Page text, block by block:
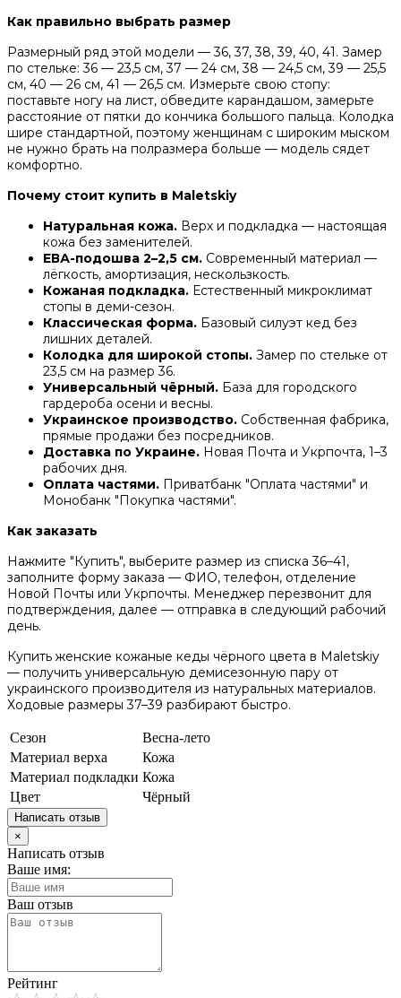
Как правильно выбрать размер
Размерный ряд этой модели — 36, 37, 38, 39, 40, 41. Замер
по стельке: 36 — 23,5 см, 37 — 24 см, 38 — 24,5 см, 39 — 25,5
см, 40 — 26 см, 41 — 26,5 см. Измерьте свою стопу:
поставьте ногу на лист, обведите карандашом, замерьте
расстояние от пятки до кончика большого пальца. Колодка
шире стандартной, поэтому женщинам с широким мыском
не нужно брать на полразмера больше — модель сядет
комфортно.
Почему стоит купить в Maletskiy
Натуральная кожа. Верх и подкладка — настоящая
кожа без заменителей.
ЕВА-подошва 2–2,5 см. Современный материал —
лёгкость, амортизация, нескользкость.
Кожаная подкладка. Естественный микроклимат
стопы в деми-сезон.
Классическая форма. Базовый силуэт кед без
лишних деталей.
Колодка для широкой стопы. Замер по стельке от
23,5 см на размер 36.
Универсальный чёрный. База для городского
гардероба осени и весны.
Украинское производство. Собственная фабрика,
прямые продажи без посредников.
Доставка по Украине. Новая Почта и Укрпочта, 1–3
рабочих дня.
Оплата частями. Приватбанк "Оплата частями" и
Монобанк "Покупка частями".
Как заказать
Нажмите "Купить", выберите размер из списка 36–41,
заполните форму заказа — ФИО, телефон, отделение
Новой Почты или Укрпочты. Менеджер перезвонит для
подтверждения, далее — отправка в следующий рабочий
день.
Купить женские кожаные кеды чёрного цвета в Maletskiy
— получить универсальную демисезонную пару от
украинского производителя из натуральных материалов.
Ходовые размеры 37–39 разбирают быстро.
Сезон
Весна-лето
Материал верха
Кожа
Материал подкладки Кожа
Цвет
Чёрный
Написать отзыв
×
Написать отзыв
Ваше имя:
Ваш отзыв
Рейтинг